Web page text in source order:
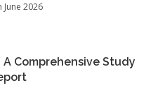
June 2026
Comprehensive Study